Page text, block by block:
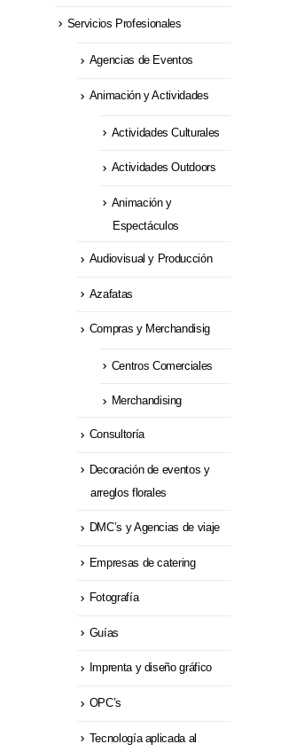
Servicios Profesionales
Agencias de Eventos
Animación y Actividades
Actividades Culturales
Actividades Outdoors
Animación y
Espectáculos
Audiovisual y Producción
Azafatas
Compras y Merchandisig
Centros Comerciales
Merchandising
Consultoría
Decoración de eventos y
arreglos florales
DMC’s y Agencias de viaje
Empresas de catering
Fotografía
Guías
Imprenta y diseño gráfico
OPC’s
Tecnología aplicada al